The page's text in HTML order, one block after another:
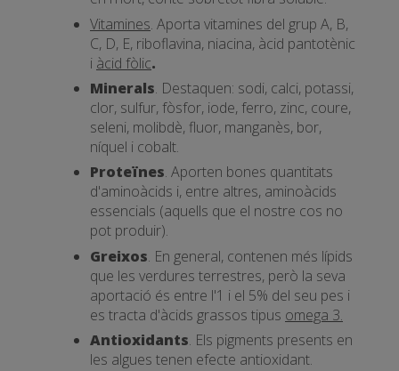
Vitamines. Aporta vitamines del grup A, B,
C, D, E, riboflavina, niacina, àcid pantotènic
i àcid fòlic.
Minerals. Destaquen: sodi, calci, potassi,
clor, sulfur, fòsfor, iode, ferro, zinc, coure,
seleni, molibdè, fluor, manganès, bor,
níquel i cobalt.
Proteïnes. Aporten bones quantitats
d'aminoàcids i, entre altres, aminoàcids
essencials (aquells que el nostre cos no
pot produir).
Greixos. En general, contenen més lípids
que les verdures terrestres, però la seva
aportació és entre l'1 i el 5% del seu pes i
es tracta d'àcids grassos tipus omega 3.
Antioxidants. Els pigments presents en
les algues tenen efecte antioxidant.